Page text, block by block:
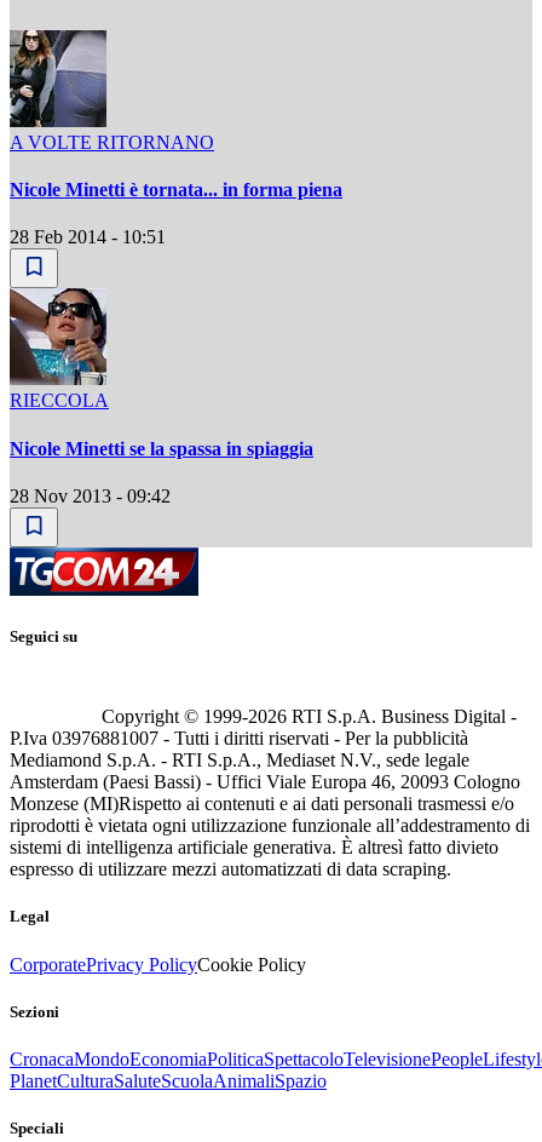
A VOLTE RITORNANO
Nicole Minetti è tornata... in forma piena
28 Feb 2014 - 10:51
RIECCOLA
Nicole Minetti se la spassa in spiaggia
28 Nov 2013 - 09:42
Seguici su
Copyright © 1999-2026 RTI S.p.A. Business Digital -
P.Iva 03976881007 - Tutti i diritti riservati - Per la pubblicità
Mediamond S.p.A. - RTI S.p.A., Mediaset N.V., sede legale
Amsterdam (Paesi Bassi) - Uffici Viale Europa 46, 20093 Cologno
Monzese (MI)Rispetto ai contenuti e ai dati personali trasmessi e/o
riprodotti è vietata ogni utilizzazione funzionale all’addestramento di
sistemi di intelligenza artificiale generativa. È altresì fatto divieto
espresso di utilizzare mezzi automatizzati di data scraping.
Legal
CorporatePrivacy PolicyCookie Policy
Sezioni
CronacaMondoEconomiaPoliticaSpettacoloTelevisionePeople
PlanetCulturaSaluteScuolaAnimaliSpazio
Speciali